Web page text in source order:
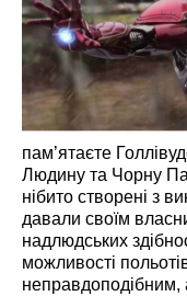
пам’ятаєте
Людину та Чорну
нібито створені з
давали своїм
надлюдських
можливості
неправдоподібним,